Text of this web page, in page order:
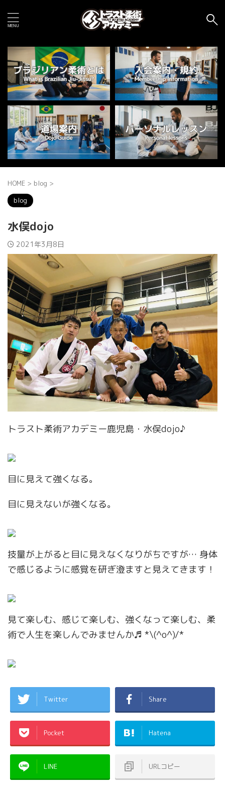
HOME > blog >
blog
水俣dojo
2021年3月8日
トラスト柔術アカデミー鹿児島・水俣dojo♪
目に見えて強くなる。
目に見えないが強くなる。
技量が上がると目に見えなくなりがちですが… 身体
で感じるように感覚を研ぎ澄ますと見えてきます！
見て楽しむ、感じて楽しむ、強くなって楽しむ、柔
術で人生を楽しんでみませんか♬ *\(^o^)/*
Twitter Share
Pocket Hatena
LINE URLコピー